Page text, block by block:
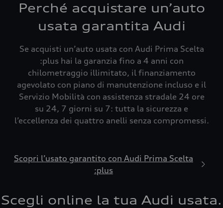
Perché acquistare un’auto
usata garantita Audi
Se acquisti un’auto usata con Audi Prima Scelta
:plus hai la garanzia fino a 4 anni con
chilometraggio illimitato, il finanziamento
agevolato con piano di manutenzione incluso e il
Servizio Mobilità con assistenza stradale 24 ore
su 24, 7 giorni su 7: tutta la sicurezza e
l’eccellenza dei quattro anelli senza compromessi.
Scopri l’usato garantito con Audi Prima Scelta
:plus
Scegli online la tua Audi usata.